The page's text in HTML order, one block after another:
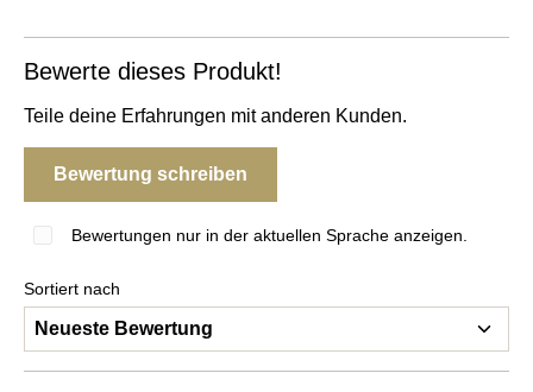
Bewerte dieses Produkt!
Teile deine Erfahrungen mit anderen Kunden.
Bewertung schreiben
Bewertungen nur in der aktuellen Sprache anzeigen.
Sortiert nach